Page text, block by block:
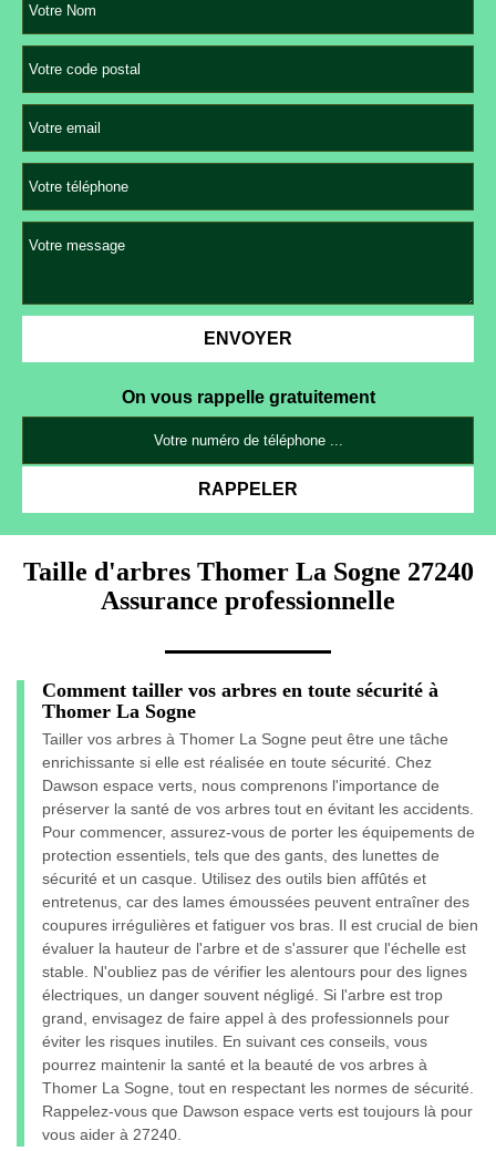
On vous rappelle gratuitement
Taille d'arbres Thomer La Sogne 27240
Assurance professionnelle
Comment tailler vos arbres en toute sécurité à
Thomer La Sogne
Tailler vos arbres à Thomer La Sogne peut être une tâche
enrichissante si elle est réalisée en toute sécurité. Chez
Dawson espace verts, nous comprenons l'importance de
préserver la santé de vos arbres tout en évitant les accidents.
Pour commencer, assurez-vous de porter les équipements de
protection essentiels, tels que des gants, des lunettes de
sécurité et un casque. Utilisez des outils bien affûtés et
entretenus, car des lames émoussées peuvent entraîner des
coupures irrégulières et fatiguer vos bras. Il est crucial de bien
évaluer la hauteur de l'arbre et de s'assurer que l'échelle est
stable. N'oubliez pas de vérifier les alentours pour des lignes
électriques, un danger souvent négligé. Si l'arbre est trop
grand, envisagez de faire appel à des professionnels pour
éviter les risques inutiles. En suivant ces conseils, vous
pourrez maintenir la santé et la beauté de vos arbres à
Thomer La Sogne, tout en respectant les normes de sécurité.
Rappelez-vous que Dawson espace verts est toujours là pour
vous aider à 27240.